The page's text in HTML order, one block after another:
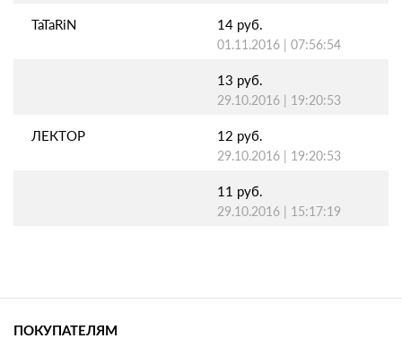
TaTaRiN 14 руб.
01.11.2016 | 07:56:54
13 руб.
29.10.2016 | 19:20:53
ЛЕКТОР 12 руб.
29.10.2016 | 19:20:53
11 руб.
29.10.2016 | 15:17:19
ПОКУПАТЕЛЯМ